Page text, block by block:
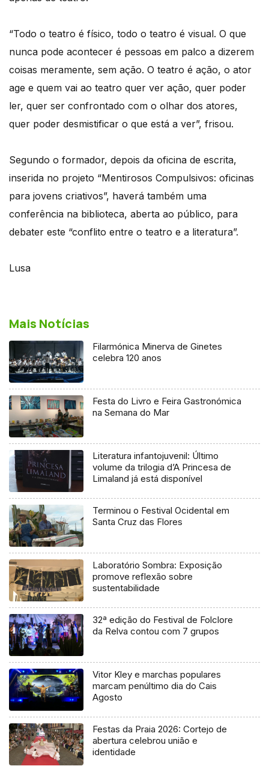
“Todo o teatro é físico, todo o teatro é visual. O que
nunca pode acontecer é pessoas em palco a dizerem
coisas meramente, sem ação. O teatro é ação, o ator
age e quem vai ao teatro quer ver ação, quer poder
ler, quer ser confrontado com o olhar dos atores,
quer poder desmistificar o que está a ver”, frisou.
Segundo o formador, depois da oficina de escrita,
inserida no projeto “Mentirosos Compulsivos: oficinas
para jovens criativos”, haverá também uma
conferência na biblioteca, aberta ao público, para
debater este “conflito entre o teatro e a literatura”.
Lusa
Mais Notícias
Filarmónica Minerva de Ginetes
celebra 120 anos
Festa do Livro e Feira Gastronómica
na Semana do Mar
Literatura infantojuvenil: Último
volume da trilogia d’A Princesa de
Limaland já está disponível
Terminou o Festival Ocidental em
Santa Cruz das Flores
Laboratório Sombra: Exposição
promove reflexão sobre
sustentabilidade
32ª edição do Festival de Folclore
da Relva contou com 7 grupos
Vitor Kley e marchas populares
marcam penúltimo dia do Cais
Agosto
Festas da Praia 2026: Cortejo de
abertura celebrou união e
identidade